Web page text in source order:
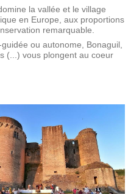
la vallée et le village
en Europe, aux proportions
remarquable.
ou autonome, Bonaguil,
(...) vous plongent au coeur